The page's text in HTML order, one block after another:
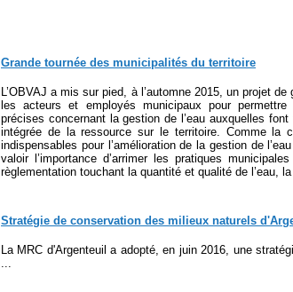
Grande tournée des municipalités du territoire
L’OBVAJ a mis sur pied, à l’automne 2015, un projet
les acteurs et employés municipaux pour permettre
précises concernant la gestion de l’eau auxquelles
intégrée de la ressource sur le territoire. Comme la
indispensables pour l’amélioration de la gestion de
valoir l’importance d’arrimer les pratiques
règlementation touchant la quantité et qualité de l’eau, la
Stratégie de conservation des milieux naturels
La MRC d'Argenteuil a adopté, en juin 2016, une